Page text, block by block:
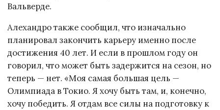
Вальверде.
Алехандро также сообщил, что изначально
планировал закончить карьеру именно после
достижения 40 лет. И если в прошлом году он
говорил, что может быть задержится на сезон, но
теперь — нет. «Моя самая большая цель —
Олимпиада в Токио. Я хочу быть там, и, конечно,
хочу победить. Я отдам все силы на подготовку к